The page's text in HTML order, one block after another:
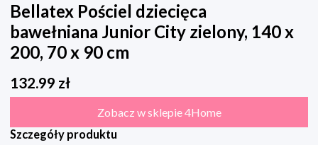
Bellatex Pościel dziecięca
bawełniana Junior City zielony, 140 x
200, 70 x 90 cm
132.99 zł
Zobacz w sklepie 4Home
Szczegóły produktu